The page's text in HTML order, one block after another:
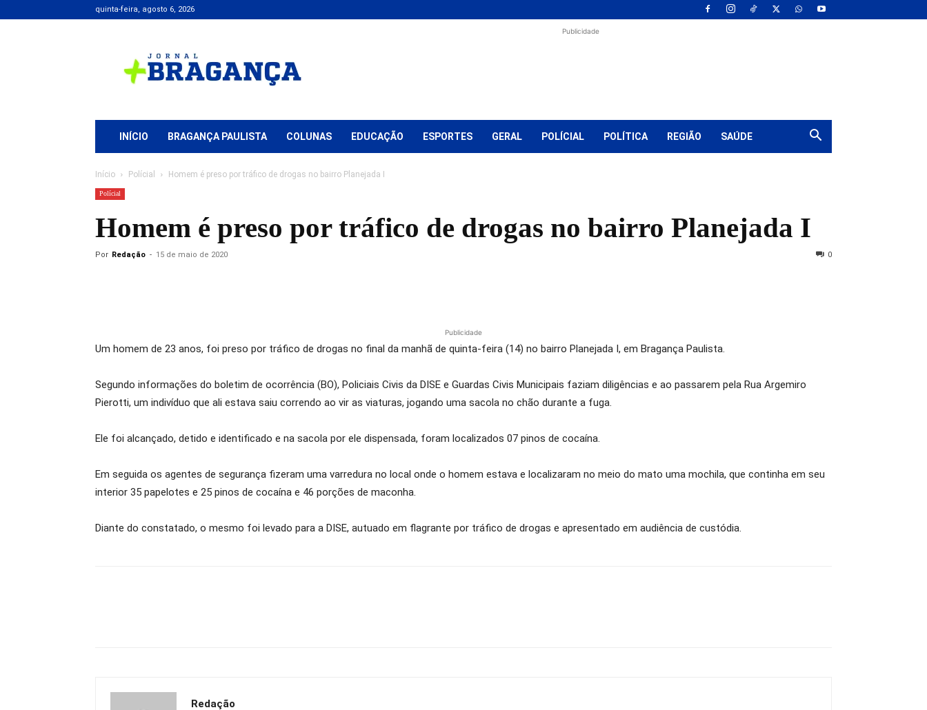
quinta-feira, agosto 6, 2026
+
Bragança
Publicidade
INÍCIO BRAGANÇA PAULISTA COLUNAS EDUCAÇÃO ESPORTES GERAL POLÍCIAL POLÍTICA REGIÃO SAÚDE
Início Polícial Homem é preso por tráfico de drogas no bairro Planejada I
Polícial
Homem é preso por tráfico de drogas no bairro Planejada I
Por Redação - 15 de maio de 2020 0
Publicidade
Um homem de 23 anos, foi preso por tráfico de drogas no final da manhã de quinta-feira (14) no bairro Planejada I, em Bragança Paulista.
Segundo informações do boletim de ocorrência (BO), Policiais Civis da DISE e Guardas Civis Municipais faziam diligências e ao passarem pela Rua Argemiro
Pierotti, um indivíduo que ali estava saiu correndo ao vir as viaturas, jogando uma sacola no chão durante a fuga.
Ele foi alcançado, detido e identificado e na sacola por ele dispensada, foram localizados 07 pinos de cocaína.
Em seguida os agentes de segurança fizeram uma varredura no local onde o homem estava e localizaram no meio do mato uma mochila, que continha em seu
interior 35 papelotes e 25 pinos de cocaína e 46 porções de maconha.
Diante do constatado, o mesmo foi levado para a DISE, autuado em flagrante por tráfico de drogas e apresentado em audiência de custódia.
Redação